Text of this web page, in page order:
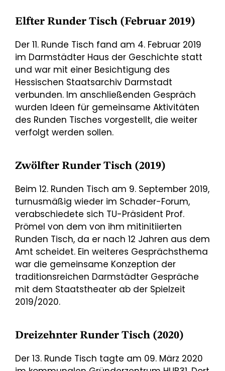
Elfter Runder Tisch (Februar 2019)
Der 11. Runde Tisch fand am 4. Februar 2019
im Darmstädter Haus der Geschichte statt
und war mit einer Besichtigung des
Hessischen Staatsarchiv Darmstadt
verbunden. Im anschließenden Gespräch
wurden Ideen für gemeinsame Aktivitäten
des Runden Tisches vorgestellt, die weiter
verfolgt werden sollen.
Zwölfter Runder Tisch (2019)
Beim 12. Runden Tisch am 9. September 2019,
turnusmäßig wieder im Schader-Forum,
verabschiedete sich TU-Präsident Prof.
Prömel von dem von ihm mitinitiierten
Runden Tisch, da er nach 12 Jahren aus dem
Amt scheidet. Ein weiteres Gesprächsthema
war die gemeinsame Konzeption der
traditionsreichen Darmstädter Gespräche
mit dem Staatstheater ab der Spielzeit
2019/2020.
Dreizehnter Runder Tisch (2020)
Der 13. Runde Tisch tagte am 09. März 2020